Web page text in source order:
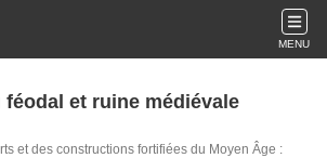
MENU
féodal et ruine médiévale
et des constructions fortifiées du Moyen Âge :